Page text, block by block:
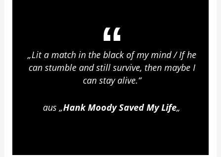
„Lit a match in the black of my mind / If he
can stumble and still survive, then maybe I
can stay alive.“
aus „Hank Moody Saved My Life„